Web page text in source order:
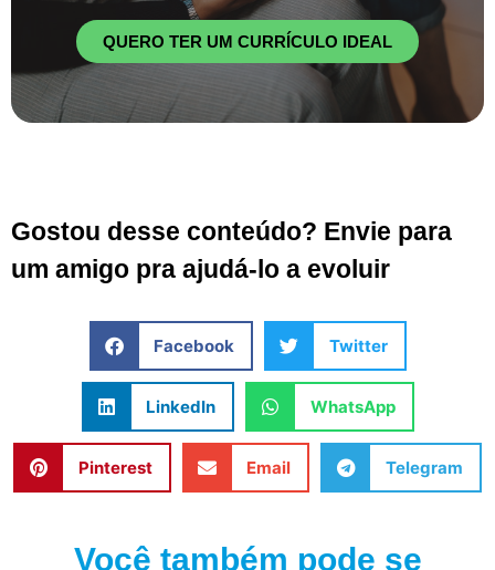
QUERO TER UM CURRÍCULO IDEAL
Gostou desse conteúdo? Envie para
um amigo pra ajudá-lo a evoluir
Facebook Twitter
LinkedIn WhatsApp
Pinterest Email Telegram
Você também pode se